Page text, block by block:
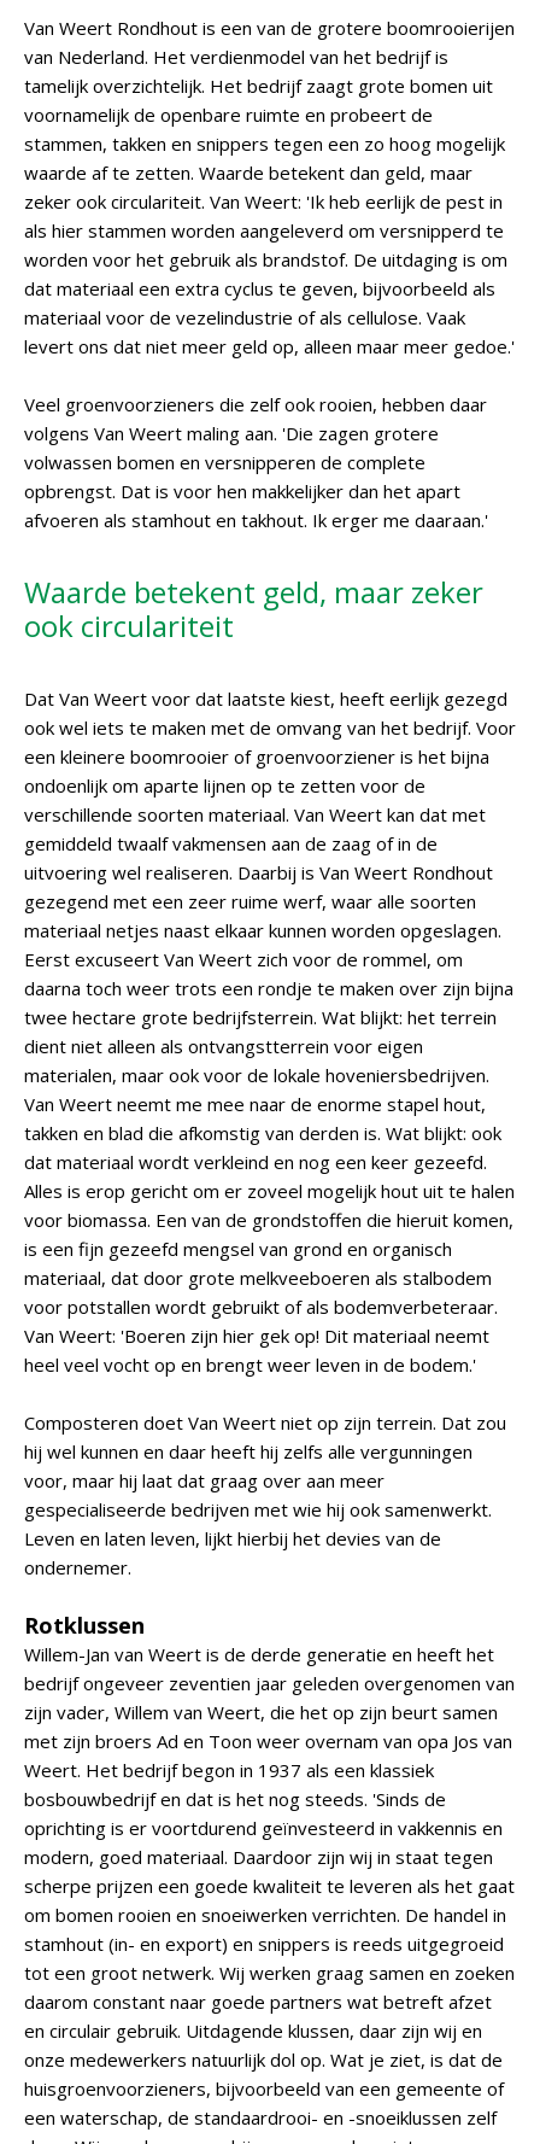
Van Weert Rondhout is een van de grotere boomrooierijen
van Nederland. Het verdienmodel van het bedrijf is
tamelijk overzichtelijk. Het bedrijf zaagt grote bomen uit
voornamelijk de openbare ruimte en probeert de
stammen, takken en snippers tegen een zo hoog mogelijk
waarde af te zetten. Waarde betekent dan geld, maar
zeker ook circulariteit. Van Weert: 'Ik heb eerlijk de pest in
als hier stammen worden aangeleverd om versnipperd te
worden voor het gebruik als brandstof. De uitdaging is om
dat materiaal een extra cyclus te geven, bijvoorbeeld als
materiaal voor de vezelindustrie of als cellulose. Vaak
levert ons dat niet meer geld op, alleen maar meer gedoe.'
Veel groenvoorzieners die zelf ook rooien, hebben daar
volgens Van Weert maling aan. 'Die zagen grotere
volwassen bomen en versnipperen de complete
opbrengst. Dat is voor hen makkelijker dan het apart
afvoeren als stamhout en takhout. Ik erger me daaraan.'
Waarde betekent geld, maar zeker
ook circulariteit
Dat Van Weert voor dat laatste kiest, heeft eerlijk gezegd
ook wel iets te maken met de omvang van het bedrijf. Voor
een kleinere boomrooier of groenvoorziener is het bijna
ondoenlijk om aparte lijnen op te zetten voor de
verschillende soorten materiaal. Van Weert kan dat met
gemiddeld twaalf vakmensen aan de zaag of in de
uitvoering wel realiseren. Daarbij is Van Weert Rondhout
gezegend met een zeer ruime werf, waar alle soorten
materiaal netjes naast elkaar kunnen worden opgeslagen.
Eerst excuseert Van Weert zich voor de rommel, om
daarna toch weer trots een rondje te maken over zijn bijna
twee hectare grote bedrijfsterrein. Wat blijkt: het terrein
dient niet alleen als ontvangstterrein voor eigen
materialen, maar ook voor de lokale hoveniersbedrijven.
Van Weert neemt me mee naar de enorme stapel hout,
takken en blad die afkomstig van derden is. Wat blijkt: ook
dat materiaal wordt verkleind en nog een keer gezeefd.
Alles is erop gericht om er zoveel mogelijk hout uit te halen
voor biomassa. Een van de grondstoffen die hieruit komen,
is een fijn gezeefd mengsel van grond en organisch
materiaal, dat door grote melkveeboeren als stalbodem
voor potstallen wordt gebruikt of als bodemverbeteraar.
Van Weert: 'Boeren zijn hier gek op! Dit materiaal neemt
heel veel vocht op en brengt weer leven in de bodem.'
Composteren doet Van Weert niet op zijn terrein. Dat zou
hij wel kunnen en daar heeft hij zelfs alle vergunningen
voor, maar hij laat dat graag over aan meer
gespecialiseerde bedrijven met wie hij ook samenwerkt.
Leven en laten leven, lijkt hierbij het devies van de
ondernemer.
Rotklussen
Willem-Jan van Weert is de derde generatie en heeft het
bedrijf ongeveer zeventien jaar geleden overgenomen van
zijn vader, Willem van Weert, die het op zijn beurt samen
met zijn broers Ad en Toon weer overnam van opa Jos van
Weert. Het bedrijf begon in 1937 als een klassiek
bosbouwbedrijf en dat is het nog steeds. 'Sinds de
oprichting is er voortdurend geïnvesteerd in vakkennis en
modern, goed materiaal. Daardoor zijn wij in staat tegen
scherpe prijzen een goede kwaliteit te leveren als het gaat
om bomen rooien en snoeiwerken verrichten. De handel in
stamhout (in- en export) en snippers is reeds uitgegroeid
tot een groot netwerk. Wij werken graag samen en zoeken
daarom constant naar goede partners wat betreft afzet
en circulair gebruik. Uitdagende klussen, daar zijn wij en
onze medewerkers natuurlijk dol op. Wat je ziet, is dat de
huisgroenvoorzieners, bijvoorbeeld van een gemeente of
een waterschap, de standaardrooi- en -snoeiklussen zelf